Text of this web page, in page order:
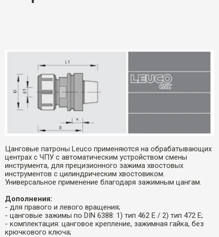
Цанговые патроны Leuco применяются на обрабатывающих
центрах с ЧПУ с автоматическим устройством смены
инструмента, для прецизионного зажима хвостовых
инструментов с цилиндрическим хвостовиком.
Универсальное применение благодаря зажимным цангам.
Дополнения:
- для правого и левого вращения;
- цанговые зажимы по DIN 6388: 1) тип 462 E / 2) тип 472 E;
- комплектация: цанговое крепление, зажимная гайка, без
крючкового ключа;